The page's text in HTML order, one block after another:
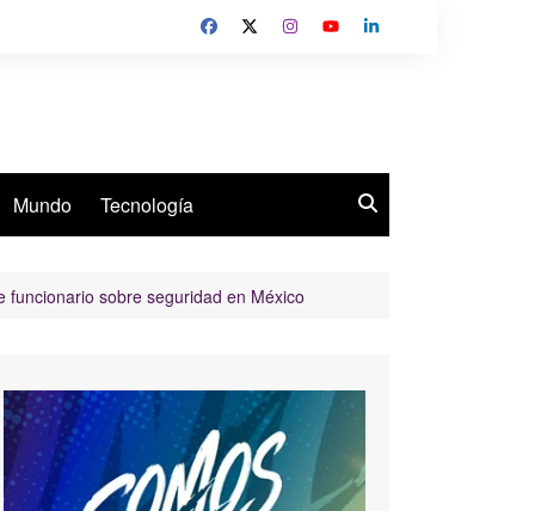
Mundo Tecnología
sobre seguridad en México